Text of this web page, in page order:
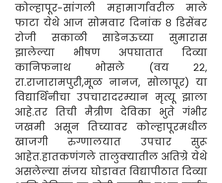
कोल्हापूर-सांगली महामार्गावरील माले
फाटा येथे आज सोमवार दिनांक ८ डिसेंबर
रोजी सकाळी साडेनऊच्या सुमारास
झालेल्या भीषण अपघातात दिव्या
कानिफनाथ भोसले (वय २२,
रा.राजारामपुरी,मूळ नानज, सोलापूर) या
विद्यार्थिनीचा उपचारादरम्यान मृत्यू झाला
आहे.तर तिची मैत्रीण देविका भुते गंभीर
जखमी असून तिच्यावर कोल्हापूरमधील
खाजगी रुग्णालयात उपचार सुरू
आहेत.हातकणंगले तालुक्यातील अतिग्रे येथे
असलेल्या संजय घोडावत विद्यापीठात दिव्या